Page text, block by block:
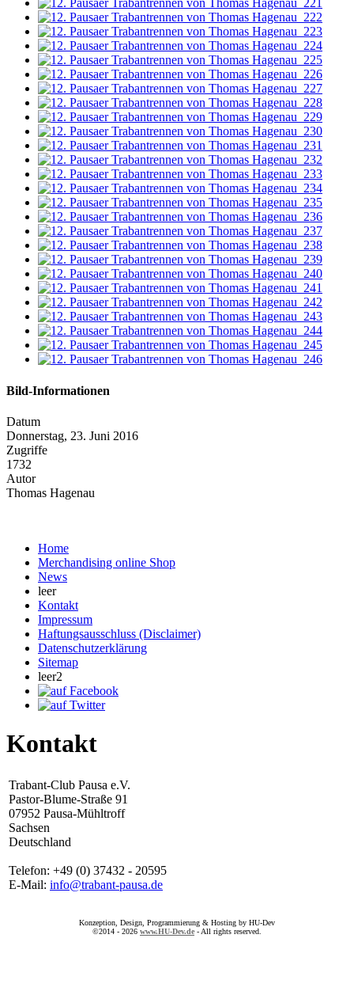
Bild-Informationen
Datum
Donnerstag, 23. Juni 2016
Zugriffe
1732
Autor
Thomas Hagenau
Home
Merchandising online Shop
News
leer
Kontakt
Impressum
Haftungsausschluss (Disclaimer)
Datenschutzerklärung
Sitemap
leer2
Kontakt
Trabant-Club Pausa e.V.
Pastor-Blume-Straße 91
07952 Pausa-Mühltroff
Sachsen
Deutschland
Telefon: +49 (0) 37432 - 20595
E-Mail: info@trabant-pausa.de
Konzeption, Design, Programmierung & Hosting by HU-Dev
©2014 - 2026 www.HU-Dev.de - All rights reserved.